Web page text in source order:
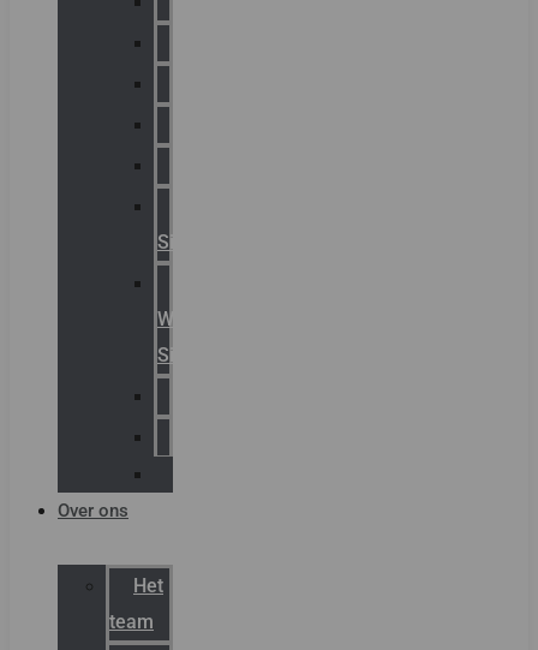
Signaling
Warning
Signals
Over ons
Het
team